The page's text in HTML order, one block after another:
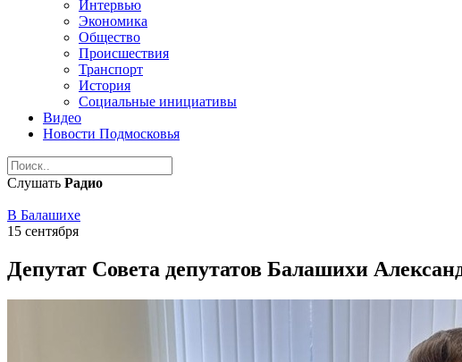
Интервью
Экономика
Общество
Происшествия
Транспорт
История
Социальные инициативы
Видео
Новости Подмосковья
Слушать Радио
В Балашихе
15 сентября
Депутат Совета депутатов Балашихи